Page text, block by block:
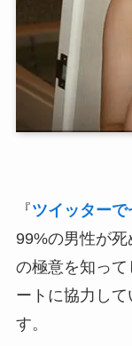
『ツイッター
99%の男性が死
の極意を知っ
ートに協力し
す。